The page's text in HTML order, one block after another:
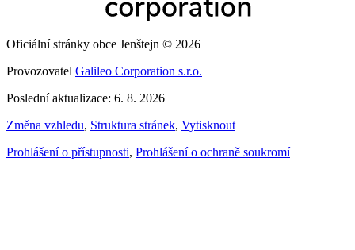
Oficiální stránky obce Jenštejn © 2026
Provozovatel Galileo Corporation s.r.o.
Poslední aktualizace: 6. 8. 2026
Změna vzhledu, Struktura stránek, Vytisknout
Prohlášení o přístupnosti, Prohlášení o ochraně soukromí